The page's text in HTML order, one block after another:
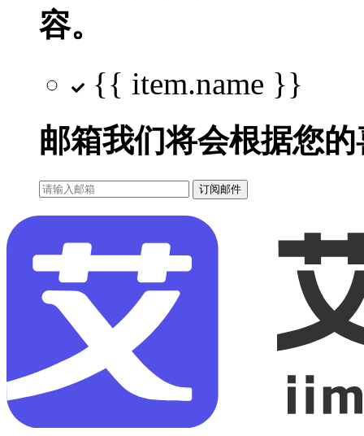
容。
{{ item.name }}
邮箱我们将会根据您
订阅邮件